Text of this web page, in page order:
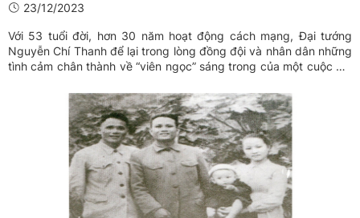
23/12/2023
Với 53 tuổi đời, hơn 30 năm hoạt động cách mạng, Đại tướng
Nguyễn Chí Thanh để lại trong lòng đồng đội và nhân dân những
tình cảm chân thành về “viên ngọc” sáng trong của một cuộc đời
xã hội. Đại tướng có phong cách sống giản dị, gần ...